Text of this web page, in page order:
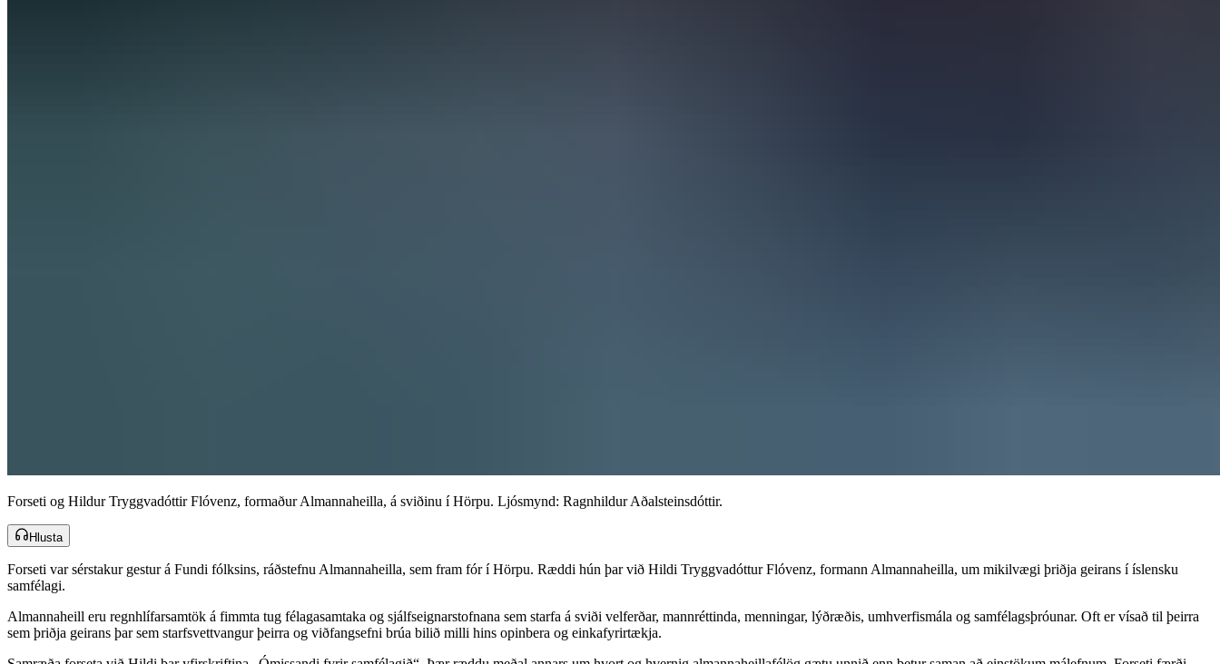
Forseti og Hildur Tryggvadóttir Flóvenz, formaður Almannaheilla, á sviðinu í Hörpu. Ljósmynd: Ragnhildur Aðalsteinsdóttir.​​​​‌ ‍ ​‍​‍‌‍ ‌ ​‍‌‍‍‌‌‍‌ ‌‍‍‌‌‍ ‍​‍​‍​ ‍‍​‍​‍‌ ​ ‌‍​‌‌‍ ‍‌‍‍‌‌ ‌​‌ ‍‌​‍ ‍‌‍‍‌‌‍ ​‍​‍​‍ ​​‍​‍‌‍‍​‌ ​‍‌‍‌‌‌‍‌‍​‍​‍​ ‍‍​‍​‍‌‍‍​‌ ‌​‌ ‌​‌ ​​‌ ​ ​‍ ​‍ ‌‍‌‍‌‍ ‌ ​‍‌ ​ ‌‍‌‌‌ ‌​‌‍‍‌​‍ ‌‌‍‍‌‌ ​ ‌‍ ​‌‍​‌‌‍ ‍‌‍‌​‌ ​ ​‍ ‍‌ ‌‍‌‍‌‌‌ ​‍‌‍​ ‌‍‌‌‌‍ ​​‍ ‍‌‍​‌‌ ​​‌ ​​​‍ ‌ ​ ‌ ‌​‌ ‌‌‌‍‌​‌‍‍‌‌‍ ​‍ ‌‍‍‌‌‍ ‍‌ ‌​‌‍‌‌‌‍ ‍‌ ‌​​‍ ‌‍‌‌‌‍‌​‌‍‍‌‌ ‌​​‍ ‌‍ ‌‌‍ ‌‍‌​‌‍‌‌​ ‌‌ ​​‌ ​‍‌‍‌‌‌ ​ ‌‍‌‌‌‍ ‍‌ ‌​‌‍​‌‌ ‌​‌‍‍‌‌‍ ‌‍ ‍​ ‍ ‌‍‍‌‌‍‌​​ ‌‌ ‌​‌​ ​‌ ​‌‌​ ‌‌​ ​ ‌ ‌‍ ‌‍‍‌‌‍ ​‌‌‍‌‌ ‍‌‌ ‍‍‌‍‌​‌ ‍‌‌‌​ ‌ ‌ ​ ‌‌‌‍‍‌‌‌‍​‌​​‌‌‍‍‌‌​‌‍​ ‍ ‌ ‌​‌ ‍‌‌ ​​‌‍‌‌​ ‌‌‍ ‍‌‍‌‌‌ ‌ ‌ ​ ​ ‍ ‌ ​​‌‍​‌‌ ‌​‌‍‍​​ ‌‌ ​​‌‍​‌‌‍‌ ‌‍‌‌‌​​‍‌ ‌‌‌‍‍‌‌‍ ​‌‍‌​‌‍‌‌‌ ​‍​‍‌‌​ ‌‌‌​​‍‌‌ ‌‍‍ ‌‍‌‌‌ ‍‌​‍‌‌​ ​ ‌​‌​​‍‌‌​ ​ ‌​‌​​‍‌‌​ ​‍​ ​‍​ ​‌‌‍​‍‌‍‌​‌‍​‌​ ‌‌‌‍​ ​ ‌ ​ ​‌​‍ ‌​ ​​​ ‌​‌‍​‍‌‍​ ​‍ ‌​ ‌​‌‍‌‍​ ​‍‌‍​‌​‍ ‌‌‍​‌‌‍‌‌‌‍‌‍‌‍‌​​‍ ‌​ ​​‌‍‌‌​ ‌ ‌‍​ ​ ‌ ‌‍‌‍​ ‍‌​ ​ ​ ‌‌​ ‍‌​ ​‌​ ​‌​‍‌‌​ ​‍​ ​‍​‍‌‌​ ‌‌‌​‌​​‍ ‍‌‍‍‌‌‍ ‌‌‍​‌‌‍‌ ‌‍‌‌‌ ​ ​‍‌‌​ ‌‌‌​​‍‌‌ ‌‍‍ ‌‍‌‌‌ ‍‌​‍‌‌​ ​ ‌​‌​​‍‌‌​ ​ ‌​‌​​‍‌‌​ ​‍​ ​‍‌‍‌‍​ ‍‌​ ​‍​ ​ ‌‍‌‌‌‍‌​​ ‌​​ ‌​​‍ ‌​ ‍​​ ​‌​ ​‍‌‍‌‌​‍ ‌​ ‌​​ ​‌​ ‌ ​ ‍‌​‍ ‌​ ‍‌‌‍​‌​ ‌‌​ ‍‌​‍ ‌​ ​‍​ ​​​ ‍‌​ ‌ ​ ‌‌​ ​‍‌‍​‍​ ‌​​ ‌‍‌‍​‍‌‍​‌‌‍‌‌​‍‌‌​ ​‍​ ​‍​‍‌‌​ ‌‌‌​‌​​‍ ‍‌‍​ ‌‍​‌‌ ​​‌ ‌​‌‍‍‌‌‍ ‌‍ ‍​ ‌‍​‍‌‍​‌‌ ​ ‌‍‌‌‌‌‌‌‌ ​‍‌‍ ​​ ‌‌‍‍​‌ ‌​‌ ‌​‌ ​​‌ ​ ​‍‌‌​ ​‍‌​‌‍​‍‌‌​ ​‍‌​‌‍‌‍‌‍‌‍ ‌ ​‍‌ ​ ‌‍‌‌‌ ‌​‌‍‍‌​‍ ‌‌‍‍‌‌ ​ ‌‍ ​‌‍​‌‌‍ ‍‌‍‌​‌ ​ ​‍ ‍‌ ‌‍‌‍‌‌‌ ​‍‌‍​ ‌‍‌‌‌‍ ​​‍ ‍‌‍​‌‌ ​​‌ ​​​‍‌‌​ ​‍‌​‌‍‌ ​ ‌ ‌​‌ ‌‌‌‍‌​‌‍‍‌‌‍ ​‍‌‍‌‍‍‌‌‍‌​​ ‌‌ ‌​‌​ ​‌ ​‌‌​ ‌‌​ ​ ‌ ‌‍ ‌‍‍‌‌‍ ​‌‌‍‌‌ ‍‌‌ ‍‍‌‍‌​‌ ‍‌‌‌​ ‌ ‌ ​ ‌‌‌‍‍‌‌‌‍​‌​​‌‌‍‍‌‌​‌‍​‍‌‍‌ ‌​‌ ‍‌‌ ​​‌‍‌‌​ ‌‌‍ ‍‌‍‌‌‌ ‌ ‌ ​ ​‍‌‍‌ ​​‌‍​‌‌ ‌​‌‍‍​​ ‌‌ ​​‌‍​‌‌‍‌ ‌‍‌‌‌​​‍‌ ‌‌‌‍‍‌‌‍ ​‌‍‌​‌‍‌‌‌ ​‍​‍‌‌​ ‌‌‌​​‍‌‌ ‌‍‍ ‌‍‌‌‌ ‍‌​‍‌‌​ ​ ‌​‌​​‍‌‌​ ​ ‌​‌​​‍‌‌​ ​‍​ ​‍​ ​‌‌‍​‍‌‍‌​‌‍​‌​ ‌‌‌‍​ ​ ‌ ​ ​‌​‍ ‌​ ​​​ ‌​‌‍​‍‌‍​ ​‍ ‌​ ‌​‌‍‌‍​ ​‍‌‍​‌​‍ ‌‌‍​‌‌‍‌‌‌‍‌‍‌‍‌​​‍ ‌​ ​​‌‍‌‌​ ‌ ‌‍​ ​ ‌ ‌‍‌‍​ ‍‌​ ​ ​ ‌‌​ ‍‌​ ​‌​ ​‌​‍‌‌​ ​‍​ ​‍​‍‌‌​ ‌‌‌​‌​​‍ ‍‌‍‍‌‌‍ ‌‌‍​‌‌‍‌ ‌‍‌‌‌ ​ ​‍‌‌​ ‌‌‌​​‍‌‌ ‌‍‍ ‌‍‌‌‌ ‍‌​‍‌‌​ ​ ‌​‌​​‍‌‌​ ​ ‌​‌​​‍‌‌​ ​‍​ ​‍‌‍‌‍​ ‍‌​ ​‍​ ​ ‌‍‌‌‌‍‌​​ ‌​​ ‌​​‍ ‌​ ‍​​ ​‌​ ​‍‌‍‌‌​‍ ‌​ ‌​​ ​‌​ ‌ ​ ‍‌​‍ ‌​ ‍‌‌‍​‌​ ‌‌​ ‍‌​‍ ‌​ ​‍​ ​​​ ‍‌​ ‌ ​ ‌‌​ ​‍‌‍​‍​ ‌​​ ‌‍‌‍​‍‌‍​‌‌‍‌‌​‍‌‌​ ​‍​ ​‍​‍‌‌​ ‌‌‌​‌​​‍ ‍‌‍​ ‌‍​‌‌ ​​‌ ‌​‌‍‍‌‌‍ ‌‍ ‍​‍‌‍‌ ​​‌‍‌‌‌ ​‍‌ ​ ‌ ​​‌‍‌‌‌‍​ ‌ ‌​‌‍‍‌‌ ‌‍‌‍‌‌​ ‌‌ ​​‌ ‌‌‌‍​‍‌‍ ​‌‍‍‌‌ ​ ‌‍‍​‌‍‌‌‌‍‌​​‍​‍‌ ‌
Hlusta
Forseti var sérstakur gestur á Fundi fólksins, ráðstefnu Almannaheilla, sem fram fór í Hörpu. Ræddi hún þar við Hildi Tryggvadóttur Flóvenz, formann Almannaheilla, um mikilvægi þriðja geirans í íslensku
samfélagi.​​​​‌ ‍ ​‍​‍‌‍ ‌ ​‍‌‍‍‌‌‍‌ ‌‍‍‌‌‍ ‍​‍​‍​ ‍‍​‍​‍‌ ​ ‌‍​‌‌‍ ‍‌‍‍‌‌ ‌​‌ ‍‌​‍ ‍‌‍‍‌‌‍ ​‍​‍​‍ ​​‍​‍‌‍‍​‌ ​‍‌‍‌‌‌‍‌‍​‍​‍​ ‍‍​‍​‍‌‍‍​‌ ‌​‌ ‌​‌ ​​‌ ​ ​‍ ​‍ ‌‍‌‍‌‍ ‌ ​‍‌ ​ ‌‍‌‌‌ ‌​‌‍‍‌​‍ ‌‌‍‍‌‌ ​ ‌‍ ​‌‍​‌‌‍ ‍‌‍‌​‌ ​ ​‍ ‍‌ ‌‍‌‍‌‌‌ ​‍‌‍​ ‌‍‌‌‌‍ ​​‍ ‍‌‍​‌‌ ​​‌ ​​​‍ ‌ ​ ‌ ‌​‌ ‌‌‌‍‌​‌‍‍‌‌‍ ​‍ ‌‍‍‌‌‍ ‍‌ ‌​‌‍‌‌‌‍ ‍‌ ‌​​‍ ‌‍‌‌‌‍‌​‌‍‍‌‌ ‌​​‍ ‌‍ ‌‌‍ ‌‍‌​‌‍‌‌​ ‌‌ ​​‌ ​‍‌‍‌‌‌ ​ ‌‍‌‌‌‍ ‍‌ ‌​‌‍​‌‌ ‌​‌‍‍‌‌‍ ‌‍ ‍​ ‍ ‌‍‍‌‌‍‌​​ ‌‌ ‌​‌​ ​‌ ​‌‌​ ‌‌​ ​ ‌ ‌‍ ‌‍‍‌‌‍ ​‌‌‍‌‌ ‍‌‌ ‍‍‌‍‌​‌ ‍‌‌‌​ ‌ ‌ ​ ‌‌‌‍‍‌‌‌‍​‌​​‌‌‍‍‌‌​‌‍​ ‍ ‌ ‌​‌ ‍‌‌ ​​‌‍‌‌​ ‌‌‍ ‍‌‍‌‌‌ ‌ ‌ ​ ​ ‍ ‌ ​​‌‍​‌‌ ‌​‌‍‍​​ ‌‌ ​​‌‍​‌‌‍‌ ‌‍‌‌‌​​‍‌ ‌‌‌‍‍‌‌‍ ​‌‍‌​‌‍‌‌‌ ​‍​‍‌‌​ ‌‌‌​​‍‌‌ ‌‍‍ ‌‍‌‌‌ ‍‌​‍‌‌​ ​ ‌​‌​​‍‌‌​ ​ ‌​‌​​‍‌‌​ ​‍​ ​‍‌ ​‍‌‍‍‌‌‍​ ‌‍‍​‌ ‌​‌‍‌‌‌ ‍​‌ ‌​​‍ ‌‌ ​‍‌ ‌‍‌ ‍‌​ ​​‌ ​ ‌‍‌‍‌‍‌ ‌ ‍​‌‍ ​‍‌‌​ ​‍​ ​‍​‍‌‌​ ‌‌‌​‌​​‍ ‍‌‍​ ‌‍ ‌‍ ‍‌ ‌​‌‍‌‌‌‍ ‍‌ ‌​​‍‌‌​ ‌‌‌​​‍‌‌ ‌‍‍ ‌‍‌‌‌ ‍‌​‍‌‌​ ​ ‌​‌​​‍‌‌​ ​ ‌​‌​​‍‌‌​ ​‍​ ​‍​ ​ ​ ‌ ​ ‌ ​ ‌​‌‍​‍‌‍​ ​ ​‍‌‍​‍​ ‌​‌‍​‍‌‍‌​‌‍‌‌​‍‌‌​ ​‍​ ​‍​‍‌‌​ ‌‌‌​‌​​‍ ‍‌‍​ ‌‍‍​‌‍‍‌‌‍ ​‌‍‌​‌ ​‍‌‍‌‌‌‍ ‍​‍‌‌​ ‌‌‌​​‍‌‌ ‌‍‍ ‌‍‌‌‌ ‍‌​‍‌‌​ ​ ‌​‌​​‍‌‌​ ​ ‌​‌​​‍‌‌​ ​‍​ ​‍‌‍‌‍​ ​‌‌‍​‍​ ‌​‌‍​‌​ ‌​‌‍‌​​ ​‍‌‍‌‍​ ​ ​ ‌‌​ ​ ​‍‌‌​ ​‍​ ​‍​‍‌‌​ ‌‌‌​‌​​‍ ‍‌ ‌​‌‍‌‌‌ ‍​‌ ‌​​ ‌‍​‍‌‍​‌‌ ​ ‌‍‌‌‌‌‌‌‌ ​‍‌‍ ​​ ‌‌‍‍​‌ ‌​‌ ‌​‌ ​​‌ ​ ​‍‌‌​ ​‍‌​‌‍​‍‌‌​ ​‍‌​‌‍‌‍‌‍‌‍ ‌ ​‍‌ ​ ‌‍‌‌‌ ‌​‌‍‍‌​‍ ‌‌‍‍‌‌ ​ ‌‍ ​‌‍​‌‌‍ ‍‌‍‌​‌ ​ ​‍ ‍‌ ‌‍‌‍‌‌‌ ​‍‌‍​ ‌‍‌‌‌‍ ​​‍ ‍‌‍​‌‌ ​​‌ ​​​‍‌‌​ ​‍‌​‌‍‌ ​ ‌ ‌​‌ ‌‌‌‍‌​‌‍‍‌‌‍ ​‍‌‍‌‍‍‌‌‍‌​​ ‌‌ ‌​‌​ ​‌ ​‌‌​ ‌‌​ ​ ‌ ‌‍ ‌‍‍‌‌‍ ​‌‌‍‌‌ ‍‌‌ ‍‍‌‍‌​‌ ‍‌‌‌​ ‌ ‌ ​ ‌‌‌‍‍‌‌‌‍​‌​​‌‌‍‍‌‌​‌‍​‍‌‍‌ ‌​‌ ‍‌‌ ​​‌‍‌‌​ ‌‌‍ ‍‌‍‌‌‌ ‌ ‌ ​ ​‍‌‍‌ ​​‌‍​‌‌ ‌​‌‍‍​​ ‌‌ ​​‌‍​‌‌‍‌ ‌‍‌‌‌​​‍‌ ‌‌‌‍‍‌‌‍ ​‌‍‌​‌‍‌‌‌ ​‍​‍‌‌​ ‌‌‌​​‍‌‌ ‌‍‍ ‌‍‌‌‌ ‍‌​‍‌‌​ ​ ‌​‌​​‍‌‌​ ​ ‌​‌​​‍‌‌​ ​‍​ ​‍‌ ​‍‌‍‍‌‌‍​ ‌‍‍​‌ ‌​‌‍‌‌‌ ‍​‌ ‌​​‍ ‌‌ ​‍‌ ‌‍‌ ‍‌​ ​​‌ ​ ‌‍‌‍‌‍‌ ‌ ‍​‌‍ ​‍‌‌​ ​‍​ ​‍​‍‌‌​ ‌‌‌​‌​​‍ ‍‌‍​ ‌‍ ‌‍ ‍‌ ‌​‌‍‌‌‌‍ ‍‌ ‌​​‍‌‌​ ‌‌‌​​‍‌‌ ‌‍‍ ‌‍‌‌‌ ‍‌​‍‌‌​ ​ ‌​‌​​‍‌‌​ ​ ‌​‌​​‍‌‌​ ​‍​ ​‍​ ​ ​ ‌ ​ ‌ ​ ‌​‌‍​‍‌‍​ ​ ​‍‌‍​‍​ ‌​‌‍​‍‌‍‌​‌‍‌‌​‍‌‌​ ​‍​ ​‍​‍‌‌​ ‌‌‌​‌​​‍ ‍‌‍​ ‌‍‍​‌‍‍‌‌‍ ​‌‍‌​‌ ​‍‌‍‌‌‌‍ ‍​‍‌‌​ ‌‌‌​​‍‌‌ ‌‍‍ ‌‍‌‌‌ ‍‌​‍‌‌​ ​ ‌​‌​​‍‌‌​ ​ ‌​‌​​‍‌‌​ ​‍​ ​‍‌‍‌‍​ ​‌‌‍​‍​ ‌​‌‍​‌​ ‌​‌‍‌​​ ​‍‌‍‌‍​ ​ ​ ‌‌​ ​ ​‍‌‌​ ​‍​ ​‍​‍‌‌​ ‌‌‌​‌​​‍ ‍‌ ‌​‌‍‌‌‌ ‍​‌ ‌​​‍‌‍‌ ​​‌‍‌‌‌ ​‍‌ ​ ‌ ​​‌‍‌‌‌‍​ ‌ ‌​‌‍‍‌‌ ‌‍‌‍‌‌​ ‌‌ ​​‌ ‌‌‌‍​‍‌‍ ​‌‍‍‌‌ ​ ‌‍‍​‌‍‌‌‌‍‌​​‍​‍‌ ‌
Almannaheill eru regnhlífarsamtök á fimmta tug félagasamtaka og sjálfseignarstofnana sem starfa á sviði velferðar, mannréttinda, menningar, lýðræðis, umhverfismála og samfélagsþróunar. Oft er vísað til þeirra
sem þriðja geirans þar sem starfsvettvangur þeirra og viðfangsefni brúa bilið milli hins opinbera og einkafyrirtækja.​​​​‌ ‍ ​‍​‍‌‍ ‌ ​‍‌‍‍‌‌‍‌ ‌‍‍‌‌‍ ‍​‍​‍​ ‍‍​‍​‍‌ ​ ‌‍​‌‌‍ ‍‌‍‍‌‌ ‌​‌ ‍‌​‍ ‍‌‍‍‌‌‍ ​‍​‍​‍ ​​‍​‍‌‍‍​‌ ​‍‌‍‌‌‌‍‌‍​‍​‍​ ‍‍​‍​‍‌‍‍​‌ ‌​‌ ‌​‌ ​​‌ ​ ​‍ ​‍ ‌‍‌‍‌‍ ‌ ​‍‌ ​ ‌‍‌‌‌ ‌​‌‍‍‌​‍ ‌‌‍‍‌‌ ​ ‌‍ ​‌‍​‌‌‍ ‍‌‍‌​‌ ​ ​‍ ‍‌ ‌‍‌‍‌‌‌ ​‍‌‍​ ‌‍‌‌‌‍ ​​‍ ‍‌‍​‌‌ ​​‌ ​​​‍ ‌ ​ ‌ ‌​‌ ‌‌‌‍‌​‌‍‍‌‌‍ ​‍ ‌‍‍‌‌‍ ‍‌ ‌​‌‍‌‌‌‍ ‍‌ ‌​​‍ ‌‍‌‌‌‍‌​‌‍‍‌‌ ‌​​‍ ‌‍ ‌‌‍ ‌‍‌​‌‍‌‌​ ‌‌ ​​‌ ​‍‌‍‌‌‌ ​ ‌‍‌‌‌‍ ‍‌ ‌​‌‍​‌‌ ‌​‌‍‍‌‌‍ ‌‍ ‍​ ‍ ‌‍‍‌‌‍‌​​ ‌‌ ‌​‌​ ​‌ ​‌‌​ ‌‌​ ​ ‌ ‌‍ ‌‍‍‌‌‍ ​‌‌‍‌‌ ‍‌‌ ‍‍‌‍‌​‌ ‍‌‌‌​ ‌ ‌ ​ ‌‌‌‍‍‌‌‌‍​‌​​‌‌‍‍‌‌​‌‍​ ‍ ‌ ‌​‌ ‍‌‌ ​​‌‍‌‌​ ‌‌‍ ‍‌‍‌‌‌ ‌ ‌ ​ ​ ‍ ‌ ​​‌‍​‌‌ ‌​‌‍‍​​ ‌‌ ​​‌‍​‌‌‍‌ ‌‍‌‌‌​​‍‌ ‌‌‌‍‍‌‌‍ ​‌‍‌​‌‍‌‌‌ ​‍​‍‌‌​ ‌‌‌​​‍‌‌ ‌‍‍ ‌‍‌‌‌ ‍‌​‍‌‌​ ​ ‌​‌​​‍‌‌​ ​ ‌​‌​​‍‌‌​ ​‍​ ​‍‌ ​‍‌‍‍‌‌‍​ ‌‍‍​‌ ‌​‌‍‌‌‌ ‍​‌ ‌​​‍ ‌‌ ​‍‌ ‌‍‌ ‍‌​ ​​‌ ​ ‌‍‌‍‌‍‌ ‌ ‍​‌‍ ​‍‌‌​ ​‍​ ​‍​‍‌‌​ ‌‌‌​‌​​‍ ‍‌‍​ ‌‍ ‌‍ ‍‌ ‌​‌‍‌‌‌‍ ‍‌ ‌​​‍‌‌​ ‌‌‌​​‍‌‌ ‌‍‍ ‌‍‌‌‌ ‍‌​‍‌‌​ ​ ‌​‌​​‍‌‌​ ​ ‌​‌​​‍‌‌​ ​‍​ ​‍​ ​‌‌‍​‌​ ​​​ ‌‌‌‍‌‌​ ‍​‌‍‌​‌‍‌‍‌‍​‍‌‍​ ‌‍‌‌​ ‌‌​‍‌‌​ ​‍​ ​‍​‍‌‌​ ‌‌‌​‌​​‍ ‍‌‍​ ‌‍‍​‌‍‍‌‌‍ ​‌‍‌​‌ ​‍‌‍‌‌‌‍ ‍​‍‌‌​ ‌‌‌​​‍‌‌ ‌‍‍ ‌‍‌‌‌ ‍‌​‍‌‌​ ​ ‌​‌​​‍‌‌​ ​ ‌​‌​​‍‌‌​ ​‍​ ​‍​ ‌‌​ ​‍‌‍‌‌​ ​‌‌‍‌‌​ ‌‌​ ​ ​ ​​‌‍​‌​ ​‌‌‍‌​​ ‍‌​‍‌‌​ ​‍​ ​‍​‍‌‌​ ‌‌‌​‌​​‍ ‍‌ ‌​‌‍‌‌‌ ‍​‌ ‌​​ ‌‍​‍‌‍​‌‌ ​ ‌‍‌‌‌‌‌‌‌ ​‍‌‍ ​​ ‌‌‍‍​‌ ‌​‌ ‌​‌ ​​‌ ​ ​‍‌‌​ ​‍‌​‌‍​‍‌‌​ ​‍‌​‌‍‌‍‌‍‌‍ ‌ ​‍‌ ​ ‌‍‌‌‌ ‌​‌‍‍‌​‍ ‌‌‍‍‌‌ ​ ‌‍ ​‌‍​‌‌‍ ‍‌‍‌​‌ ​ ​‍ ‍‌ ‌‍‌‍‌‌‌ ​‍‌‍​ ‌‍‌‌‌‍ ​​‍ ‍‌‍​‌‌ ​​‌ ​​​‍‌‌​ ​‍‌​‌‍‌ ​ ‌ ‌​‌ ‌‌‌‍‌​‌‍‍‌‌‍ ​‍‌‍‌‍‍‌‌‍‌​​ ‌‌ ‌​‌​ ​‌ ​‌‌​ ‌‌​ ​ ‌ ‌‍ ‌‍‍‌‌‍ ​‌‌‍‌‌ ‍‌‌ ‍‍‌‍‌​‌ ‍‌‌‌​ ‌ ‌ ​ ‌‌‌‍‍‌‌‌‍​‌​​‌‌‍‍‌‌​‌‍​‍‌‍‌ ‌​‌ ‍‌‌ ​​‌‍‌‌​ ‌‌‍ ‍‌‍‌‌‌ ‌ ‌ ​ ​‍‌‍‌ ​​‌‍​‌‌ ‌​‌‍‍​​ ‌‌ ​​‌‍​‌‌‍‌ ‌‍‌‌‌​​‍‌ ‌‌‌‍‍‌‌‍ ​‌‍‌​‌‍‌‌‌ ​‍​‍‌‌​ ‌‌‌​​‍‌‌ ‌‍‍ ‌‍‌‌‌ ‍‌​‍‌‌​ ​ ‌​‌​​‍‌‌​ ​ ‌​‌​​‍‌‌​ ​‍​ ​‍‌ ​‍‌‍‍‌‌‍​ ‌‍‍​‌ ‌​‌‍‌‌‌ ‍​‌ ‌​​‍ ‌‌ ​‍‌ ‌‍‌ ‍‌​ ​​‌ ​ ‌‍‌‍‌‍‌ ‌ ‍​‌‍ ​‍‌‌​ ​‍​ ​‍​‍‌‌​ ‌‌‌​‌​​‍ ‍‌‍​ ‌‍ ‌‍ ‍‌ ‌​‌‍‌‌‌‍ ‍‌ ‌​​‍‌‌​ ‌‌‌​​‍‌‌ ‌‍‍ ‌‍‌‌‌ ‍‌​‍‌‌​ ​ ‌​‌​​‍‌‌​ ​ ‌​‌​​‍‌‌​ ​‍​ ​‍​ ​‌‌‍​‌​ ​​​ ‌‌‌‍‌‌​ ‍​‌‍‌​‌‍‌‍‌‍​‍‌‍​ ‌‍‌‌​ ‌‌​‍‌‌​ ​‍​ ​‍​‍‌‌​ ‌‌‌​‌​​‍ ‍‌‍​ ‌‍‍​‌‍‍‌‌‍ ​‌‍‌​‌ ​‍‌‍‌‌‌‍ ‍​‍‌‌​ ‌‌‌​​‍‌‌ ‌‍‍ ‌‍‌‌‌ ‍‌​‍‌‌​ ​ ‌​‌​​‍‌‌​ ​ ‌​‌​​‍‌‌​ ​‍​ ​‍​ ‌‌​ ​‍‌‍‌‌​ ​‌‌‍‌‌​ ‌‌​ ​ ​ ​​‌‍​‌​ ​‌‌‍‌​​ ‍‌​‍‌‌​ ​‍​ ​‍​‍‌‌​ ‌‌‌​‌​​‍ ‍‌ ‌​‌‍‌‌‌ ‍​‌ ‌​​‍‌‍‌ ​​‌‍‌‌‌ ​‍‌ ​ ‌ ​​‌‍‌‌‌‍​ ‌ ‌​‌‍‍‌‌ ‌‍‌‍‌‌​ ‌‌ ​​‌ ‌‌‌‍​‍‌‍ ​‌‍‍‌‌ ​ ‌‍‍​‌‍‌‌‌‍‌​​‍​‍‌ ‌